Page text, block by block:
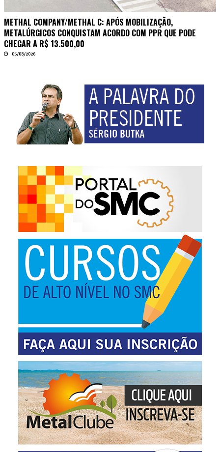
METHAL COMPANY/METHAL C: APÓS MOBILIZAÇÃO,
METALÚRGICOS CONQUISTAM ACORDO COM PPR QUE PODE
CHEGAR A R$ 13.500,00
05/08/2026